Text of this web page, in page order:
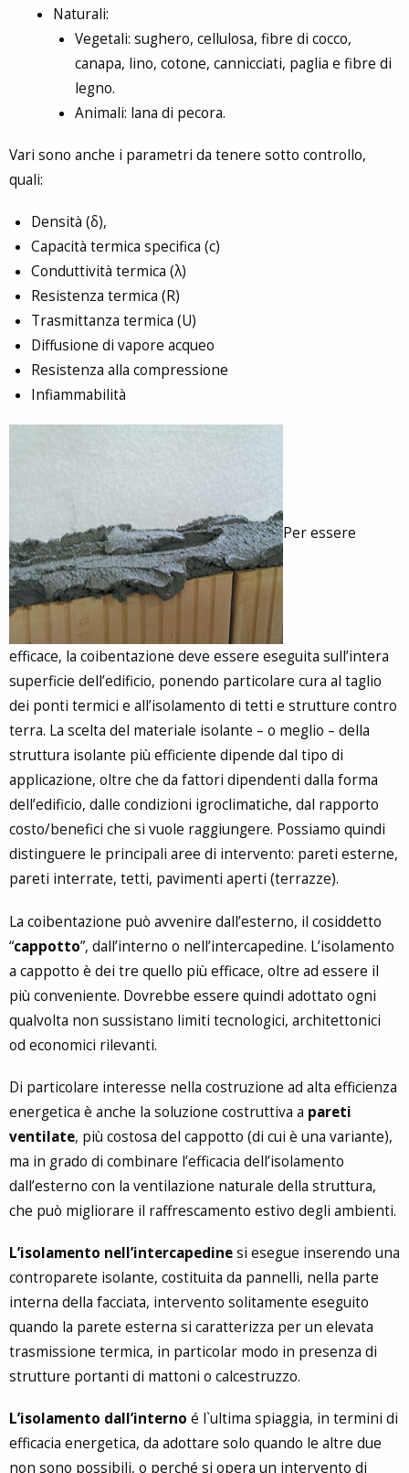
Naturali:
Vegetali: sughero, cellulosa, fibre di cocco,
canapa, lino, cotone, cannicciati, paglia e fibre di
legno.
Animali: lana di pecora.
Vari sono anche i parametri da tenere sotto controllo,
quali:
Densità (δ),
Capacità termica specifica (c)
Conduttività termica (λ)
Resistenza termica (R)
Trasmittanza termica (U)
Diffusione di vapore acqueo
Resistenza alla compressione
Infiammabilità
Per essere
efficace, la coibentazione deve essere eseguita sull’intera
superficie dell’edificio, ponendo particolare cura al taglio
dei ponti termici e all’isolamento di tetti e strutture contro
terra. La scelta del materiale isolante – o meglio – della
struttura isolante più efficiente dipende dal tipo di
applicazione, oltre che da fattori dipendenti dalla forma
dell’edificio, dalle condizioni igroclimatiche, dal rapporto
costo/benefici che si vuole raggiungere. Possiamo quindi
distinguere le principali aree di intervento: pareti esterne,
pareti interrate, tetti, pavimenti aperti (terrazze).
La coibentazione può avvenire dall’esterno, il cosiddetto
“cappotto”, dall’interno o nell’intercapedine. L’isolamento
a cappotto è dei tre quello più efficace, oltre ad essere il
più conveniente. Dovrebbe essere quindi adottato ogni
qualvolta non sussistano limiti tecnologici, architettonici
od economici rilevanti.
Di particolare interesse nella costruzione ad alta efficienza
energetica è anche la soluzione costruttiva a pareti
ventilate, più costosa del cappotto (di cui è una variante),
ma in grado di combinare l’efficacia dell’isolamento
dall’esterno con la ventilazione naturale della struttura,
che può migliorare il raffrescamento estivo degli ambienti.
L’isolamento nell’intercapedinesi esegue inserendo una
controparete isolante, costituita da pannelli, nella parte
interna della facciata, intervento solitamente eseguito
quando la parete esterna si caratterizza per un elevata
trasmissione termica, in particolar modo in presenza di
strutture portanti di mattoni o calcestruzzo.
L’isolamento dall’interno é l`ultima spiaggia, in termini di
efficacia energetica, da adottare solo quando le altre due
non sono possibili, o perché si opera un intervento di